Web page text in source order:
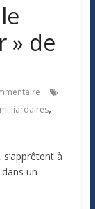
» de
milliardaires,
à
un